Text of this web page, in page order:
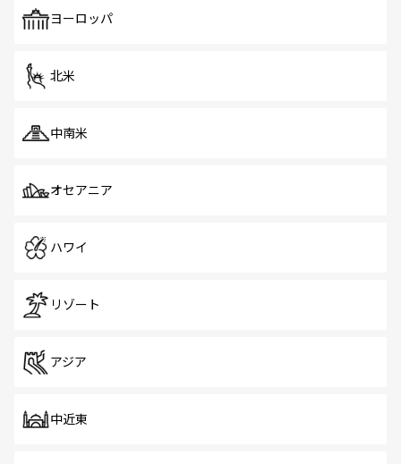
で、ホーカーズは地元の風情を楽しめる外せないスポット
ヨーロッパ
北米
中南米
オセアニア
ハワイ
リゾート
アジア
中近東